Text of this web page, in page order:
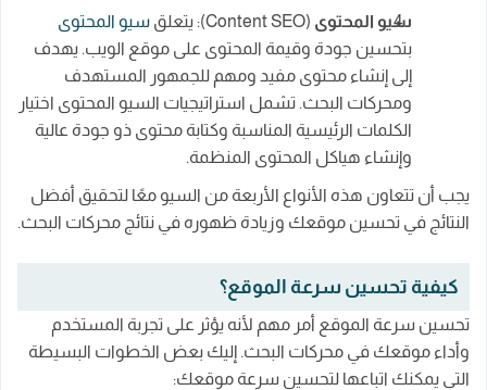
سيو المحتوى (Content SEO): يتعلق
سيو المحتوى
بتحسين جودة وقيمة المحتوى على موقع الويب. يهدف
إلى إنشاء محتوى مفيد ومهم للجمهور المستهدف
ومحركات البحث. تشمل استراتيجيات السيو المحتوى اختيار
الكلمات الرئيسية المناسبة وكتابة محتوى ذو جودة عالية
وإنشاء هياكل المحتوى المنظمة.
يجب أن تتعاون هذه الأنواع الأربعة من السيو معًا لتحقيق أفضل
النتائج في تحسين موقعك وزيادة ظهوره في نتائج محركات البحث.
كيفية تحسين سرعة الموقع؟
تحسين سرعة الموقع أمر مهم لأنه يؤثر على تجربة المستخدم
وأداء موقعك في محركات البحث. إليك بعض الخطوات البسيطة
التي يمكنك اتباعها لتحسين سرعة موقعك: